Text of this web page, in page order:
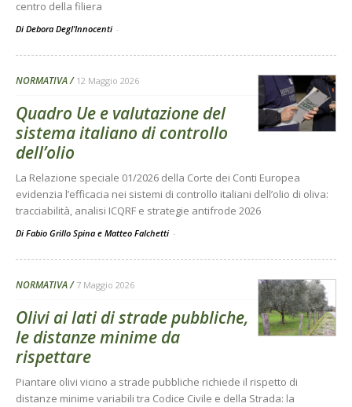
centro della filiera
Di Debora Degl’Innocenti -
NORMATIVA 12 Maggio 2026
Quadro Ue e valutazione del
sistema italiano di controllo
dell’olio
La Relazione speciale 01/2026 della Corte dei Conti Europea
evidenzia l’efficacia nei sistemi di controllo italiani dell’olio di oliva:
tracciabilità, analisi ICQRF e strategie antifrode 2026
Di Fabio Grillo Spina e Matteo Falchetti -
NORMATIVA 7 Maggio 2026
Olivi ai lati di strade pubbliche,
le distanze minime da
rispettare
Piantare olivi vicino a strade pubbliche richiede il rispetto di
distanze minime variabili tra Codice Civile e della Strada: la